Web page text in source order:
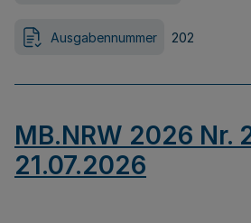
Ausgabennummer 202
MB.NRW 2026 Nr.
21.07.2026